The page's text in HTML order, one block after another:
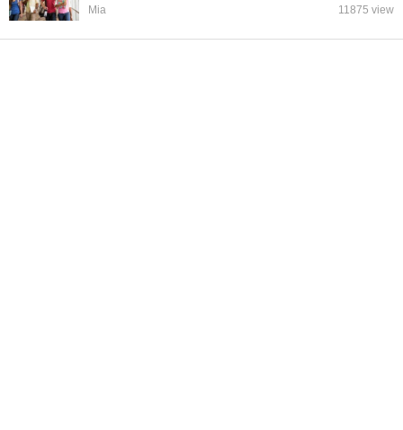
Mia 11875 view